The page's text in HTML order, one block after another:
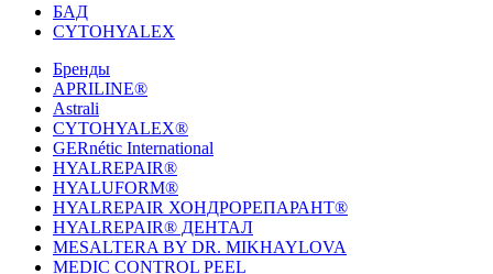
БАД
CYTOHYALEX
Бренды
APRILINE®
Astrali
CYTOHYALEX®
GERnétic International
HYALREPAIR®
HYALUFORM®
HYALREPAIR ХОНДРОРЕПАРАНТ®
HYALREPAIR® ДЕНТАЛ
MESALTERA BY DR. MIKHAYLOVA
MEDIC CONTROL PEEL